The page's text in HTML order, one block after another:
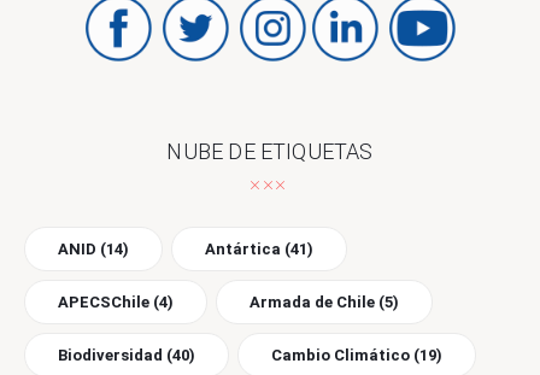
NUBE DE ETIQUETAS
ANID (14) Antártica (41)
APECSChile (4) Armada de Chile (5)
Biodiversidad (40) Cambio Climático (19)